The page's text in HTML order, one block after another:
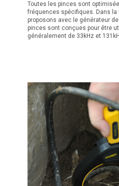
Toutes les pinces sont
fréquences spécifiques. Dans
proposons avec le générateur
pinces sont conçues pour être
généralement de 33kHz et